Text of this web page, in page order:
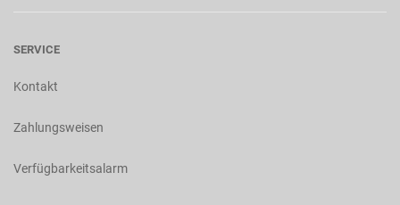
SERVICE
Kontakt
Zahlungsweisen
Verfügbarkeitsalarm